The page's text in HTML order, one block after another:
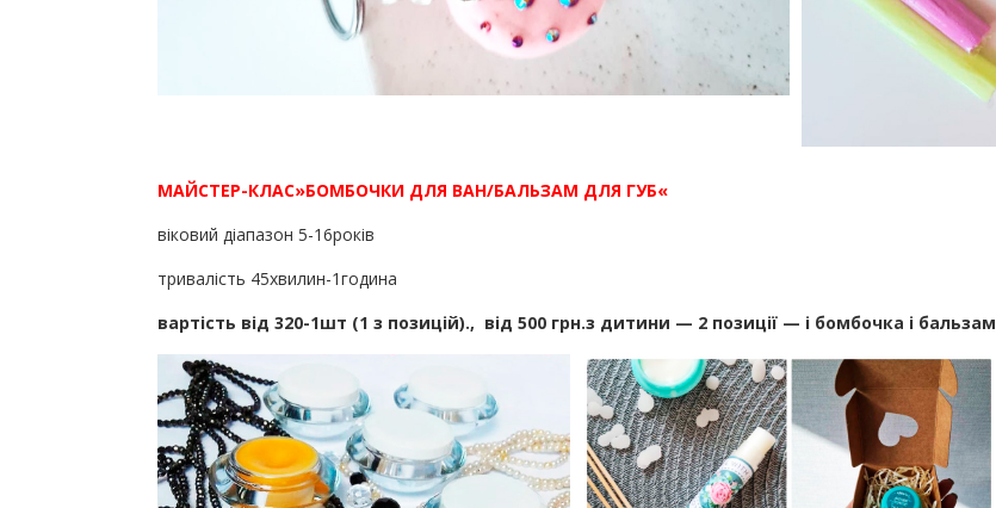
МАЙСТЕР-КЛАС»БОМБОЧКИ ДЛЯ ВАН/БАЛЬЗАМ ДЛЯ ГУБ«
віковий діапазон 5-16років
тривалість 45хвилин-1година
вартість від 320-1шт (1 з позицій)., від 500 грн.з дитини — 2 позиції — і бомбочка і бальзам